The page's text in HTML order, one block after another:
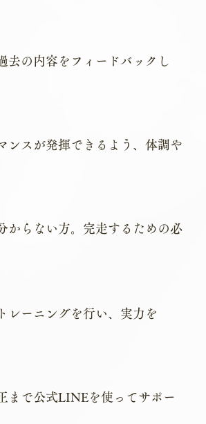
去の内容をフィードバックし
ンスが発揮できるよう、体調や
からない方。完走するための必
レーニングを行い、実力を
まで公式LINEを使ってサポー